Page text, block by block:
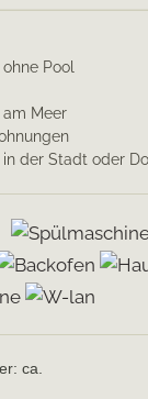
ohne Pool
am Meer
in der Stadt oder
ca.